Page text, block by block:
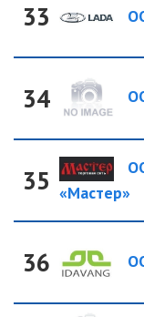
33
34
35 «Мастер»
36